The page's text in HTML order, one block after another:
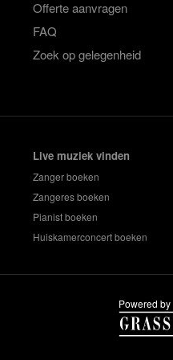
Offerte aanvragen
FAQ
Zoek op gelegenheid
Live muziek vinden
Zanger boeken
Zangeres boeken
Pianist boeken
Huiskamerconcert boeken